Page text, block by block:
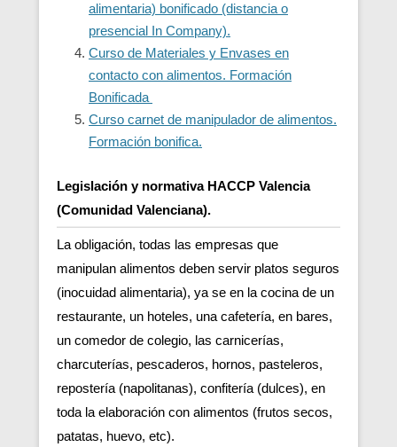
alimentaria) bonificado (distancia o
presencial In Company).
Curso de Materiales y Envases en
contacto con alimentos. Formación
Bonificada
Curso carnet de manipulador de alimentos.
Formación bonifica.
Legislación y normativa HACCP Valencia
(Comunidad Valenciana).
La obligación, todas las empresas que
manipulan alimentos deben servir platos seguros
(inocuidad alimentaria), ya se en la cocina de un
restaurante, un hoteles, una cafetería, en bares,
un comedor de colegio, las carnicerías,
charcuterías, pescaderos, hornos, pasteleros,
repostería (napolitanas), confitería (dulces), en
toda la elaboración con alimentos (frutos secos,
patatas, huevo, etc).